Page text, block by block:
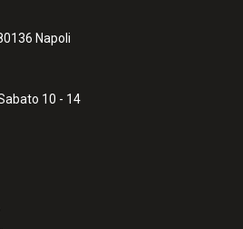
Napoli
10 - 14